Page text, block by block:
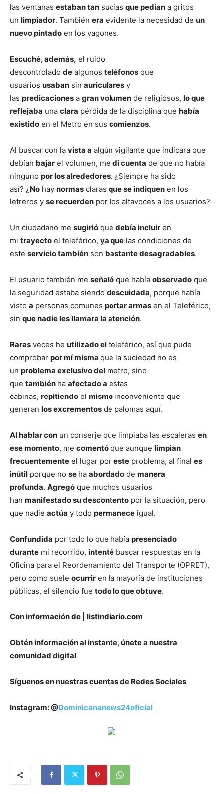
las ventanas estaban tan sucias que pedían a gritos
un limpiador. También era evidente la necesidad de un
nuevo pintado en los vagones.
Escuché, además, el ruido
descontrolado de algunos teléfonos que
usuarios usaban sin auriculares y
las predicaciones a gran volumen de religiosos, lo que
reflejaba una clara pérdida de la disciplina que había
existido en el Metro en sus comienzos.
Al buscar con la vista a algún vigilante que indicara que
debían bajar el volumen, me di cuenta de que no había
ninguno por los alrededores. ¿Siempre ha sido
así? ¿ No hay normas claras que se indiquen en los
letreros y se recuerden por los altavoces a los usuarios?
Un ciudadano me sugirió que debía incluir en
mi trayecto el teleférico, ya que las condiciones de
este servicio también son bastante desagradables.
El usuario también me señaló que había observado que
la seguridad estaba siendo descuidada, porque había
visto a personas comunes portar armas en el Teleférico,
sin que nadie les llamara la atención.
Raras veces he utilizado el teleférico, así que pude
comprobar por mí misma que la suciedad no es
un problema exclusivo del metro, sino
que también ha afectado a estas
cabinas, repitiendo el mismo inconveniente que
generan los excrementos de palomas aquí.
Al hablar con un conserje que limpiaba las escaleras en
ese momento, me comentó que aunque limpian
frecuentemente el lugar por este problema, al final es
inútil porque no se ha abordado de manera
profunda. Agregó que muchos usuarios
han manifestado su descontento por la situación, pero
que nadie actúa y todo permanece igual.
Confundida por todo lo que había presenciado
durante mi recorrido, intenté buscar respuestas en la
Oficina para el Reordenamiento del Transporte (OPRET),
pero como suele ocurrir en la mayoría de instituciones
públicas, el silencio fue todo lo que obtuve.
Con información de | listindiario.com
Obtén información al instante, únete a nuestra
comunidad digital
Síguenos en nuestras cuentas de Redes Sociales
Instagram: @Dominicananews24oficial